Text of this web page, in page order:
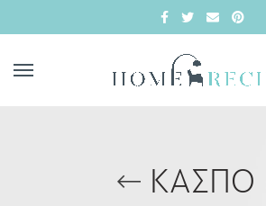
ΚΑΣΠΟ